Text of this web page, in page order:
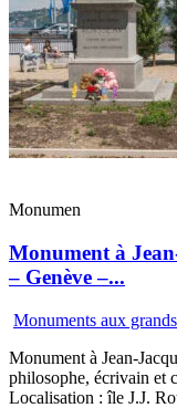
Monumen
Monument à
– Genève –...
Monuments aux
Monument à Jean-
philosophe, écrivain et
Localisation : île J.J.